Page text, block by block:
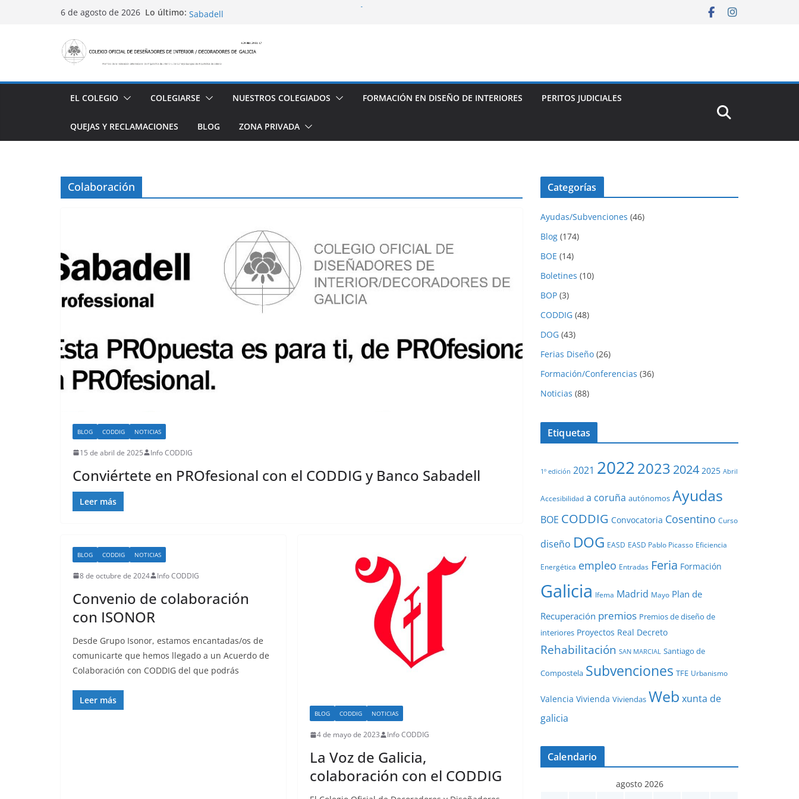
6 de agosto de 2026 Lo último: Conviértete en PROfesional con el CODDIG y Banco
Sabadell
alojamiento y restauración
4 Ed. Premios de Diseño de Interior
Casa Decor 2025, los espacios de este año
San Marcial 2025
EL COLEGIO
COLEGIARSE NUESTROS COLEGIADOS FORMACIÓN EN DISEÑO DE INTERIORES PERITOS JUDICIALES
QUEJAS Y RECLAMACIONES BLOG ZONA PRIVADA
Colaboración
BLOG CODDIG NOTICIAS
15 de abril de 2025 Info CODDIG
Conviértete en PROfesional con el CODDIG y Banco Sabadell
Leer más
BLOG CODDIG NOTICIAS
8 de octubre de 2024 Info CODDIG
Convenio de colaboración
con ISONOR
Desde Grupo Isonor, estamos encantadas/os de
comunicarte que hemos llegado a un Acuerdo de
Colaboración con CODDIG del que podrás
Leer más
BLOG CODDIG NOTICIAS
4 de mayo de 2023 Info CODDIG
La Voz de Galicia,
colaboración con el CODDIG
Categorías
Ayudas/Subvenciones (46)
Blog (174)
BOE (14)
Boletines (10)
BOP (3)
CODDIG (48)
DOG (43)
Ferias Diseño (26)
Formación/Conferencias (36)
Noticias (88)
Etiquetas
1º edición 2021 20222023 2024 2025 Abril
Accesibilidad a coruña autónomos Ayudas
BOE CODDIG Convocatoria Cosentino Curso
diseño DOG EASD EASD Pablo Picasso Eficiencia
Energética empleo Entradas Feria Formación
Galicia Ifema Madrid Mayo Plan de
Recuperación premios Premios de diseño de
interiores Proyectos Real Decreto
Rehabilitación SAN MARCIAL Santiago de
Compostela Subvenciones TFE Urbanismo
Valencia Vivienda Viviendas Web xunta de
galicia
Calendario
agosto 2026